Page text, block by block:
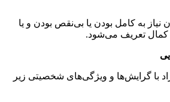
به کامل بودن یا بی‌نقص بودن و یا
کمال تعریف می‌شود.
با گرایش‌ها و ویژگی‌های شخصیتی زیر